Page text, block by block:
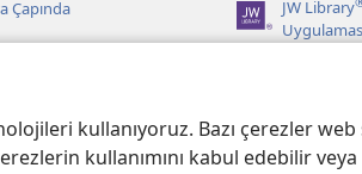
kullanıyoruz. Bazı çerezler
kullanımını kabul edebilir
Çapında
açar)
JW Library